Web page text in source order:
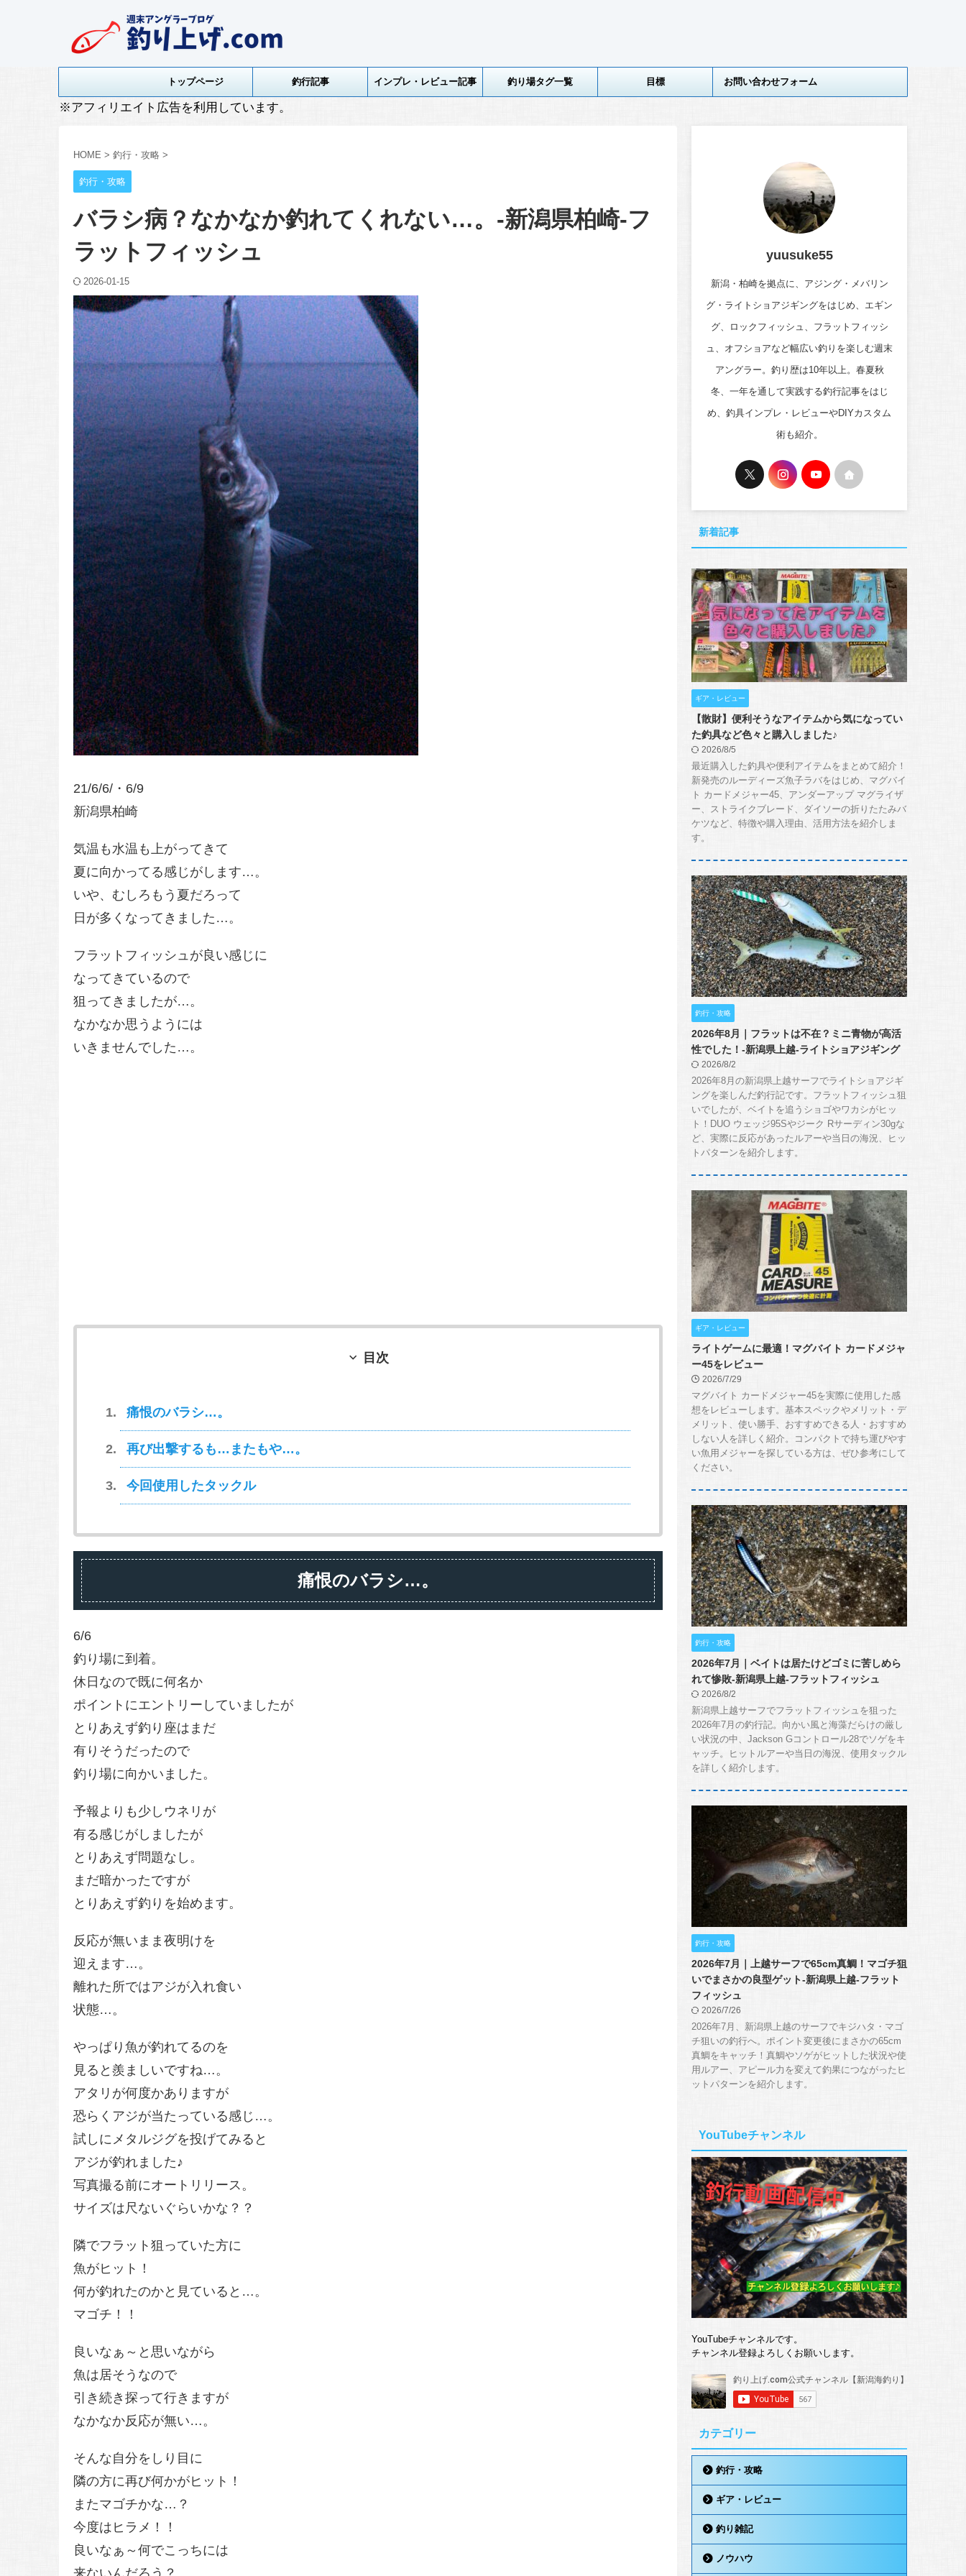
トップページ 釣行記事 インプレ・レビュー記事 釣り場タグ一覧 目標 お問い合わせフォーム
※アフィリエイト広告を利用しています。
HOME > 釣行・攻略 >
釣行・攻略
バラシ病？なかなか釣れてくれない…。-新潟県柏崎-フ
ラットフィッシュ
2026-01-15
21/6/6/・6/9
新潟県柏崎
気温も水温も上がってきて
夏に向かってる感じがします…。
いや、むしろもう夏だろって
日が多くなってきました…。
フラットフィッシュが良い感じに
なってきているので
狙ってきましたが…。
なかなか思うようには
いきませんでした…。
目次
痛恨のバラシ…。
再び出撃するも…またもや…。
今回使用したタックル
痛恨のバラシ…。
6/6
釣り場に到着。
休日なので既に何名か
ポイントにエントリーしていましたが
とりあえず釣り座はまだ
有りそうだったので
釣り場に向かいました。
予報よりも少しウネリが
有る感じがしましたが
とりあえず問題なし。
まだ暗かったですが
とりあえず釣りを始めます。
反応が無いまま夜明けを
迎えます…。
離れた所ではアジが入れ食い
状態…。
やっぱり魚が釣れてるのを
見ると羨ましいですね…。
アタリが何度かありますが
恐らくアジが当たっている感じ…。
試しにメタルジグを投げてみると
アジが釣れました♪
写真撮る前にオートリリース。
サイズは尺ないぐらいかな？？
隣でフラット狙っていた方に
魚がヒット！
何が釣れたのかと見ていると…。
マゴチ！！
良いなぁ～と思いながら
魚は居そうなので
引き続き探って行きますが
なかなか反応が無い…。
そんな自分をしり目に
隣の方に再び何かがヒット！
またマゴチかな…？
今度はヒラメ！！
良いなぁ～何でこっちには
来ないんだろう？
yuusuke55
新潟・柏崎を拠点に、アジング・メバリン
グ・ライトショアジギングをはじめ、エギン
グ、ロックフィッシュ、フラットフィッシ
ュ、オフショアなど幅広い釣りを楽しむ週末
アングラー。釣り歴は10年以上。春夏秋
冬、一年を通して実践する釣行記事をはじ
め、釣具インプレ・レビューやDIYカスタム
術も紹介。
新着記事
ギア・レビュー
【散財】便利そうなアイテムから気になってい
た釣具など色々と購入しました♪
2026/8/5
最近購入した釣具や便利アイテムをまとめて紹介！
新発売のルーディーズ魚子ラバをはじめ、マグバイ
ト カードメジャー45、アンダーアップ マグライザ
ー、ストライクブレード、ダイソーの折りたたみバ
ケツなど、特徴や購入理由、活用方法を紹介しま
す。
釣行・攻略
2026年8月｜フラットは不在？ミニ青物が高活
性でした！-新潟県上越-ライトショアジギング
2026/8/2
2026年8月の新潟県上越サーフでライトショアジギ
ングを楽しんだ釣行記です。フラットフィッシュ狙
いでしたが、ベイトを追うショゴやワカシがヒッ
ト！DUO ウェッジ95Sやジーク Rサーディン30gな
ど、実際に反応があったルアーや当日の海況、ヒッ
トパターンを紹介します。
ギア・レビュー
ライトゲームに最適！マグバイト カードメジャ
ー45をレビュー
2026/7/29
マグバイト カードメジャー45を実際に使用した感
想をレビューします。基本スペックやメリット・デ
メリット、使い勝手、おすすめできる人・おすすめ
しない人を詳しく紹介。コンパクトで持ち運びやす
い魚用メジャーを探している方は、ぜひ参考にして
ください。
釣行・攻略
2026年7月｜ベイトは居たけどゴミに苦しめら
れて惨敗-新潟県上越-フラットフィッシュ
2026/8/2
新潟県上越サーフでフラットフィッシュを狙った
2026年7月の釣行記。向かい風と海藻だらけの厳し
い状況の中、Jackson Gコントロール28でソゲをキ
ャッチ。ヒットルアーや当日の海況、使用タックル
を詳しく紹介します。
釣行・攻略
2026年7月｜上越サーフで65cm真鯛！マゴチ狙
いでまさかの良型ゲット-新潟県上越-フラット
フィッシュ
2026/7/26
2026年7月、新潟県上越のサーフでキジハタ・マゴ
チ狙いの釣行へ。ポイント変更後にまさかの65cm
真鯛をキャッチ！真鯛やソゲがヒットした状況や使
用ルアー、アピール力を変えて釣果につながったヒ
ットパターンを紹介します。
YouTubeチャンネル
YouTubeチャンネルです。
チャンネル登録よろしくお願いします。
カテゴリー
釣行・攻略
ギア・レビュー
釣り雑記
ノウハウ